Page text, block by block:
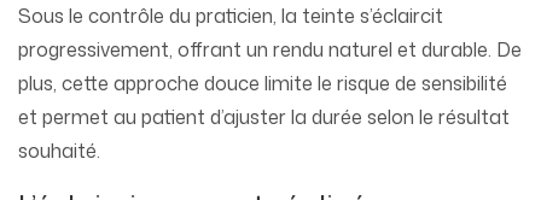
Sous le contrôle du praticien, la teinte s’éclaircit
progressivement, offrant un rendu naturel et durable. De
plus, cette approche douce limite le risque de sensibilité
et permet au patient d’ajuster la durée selon le résultat
souhaité.